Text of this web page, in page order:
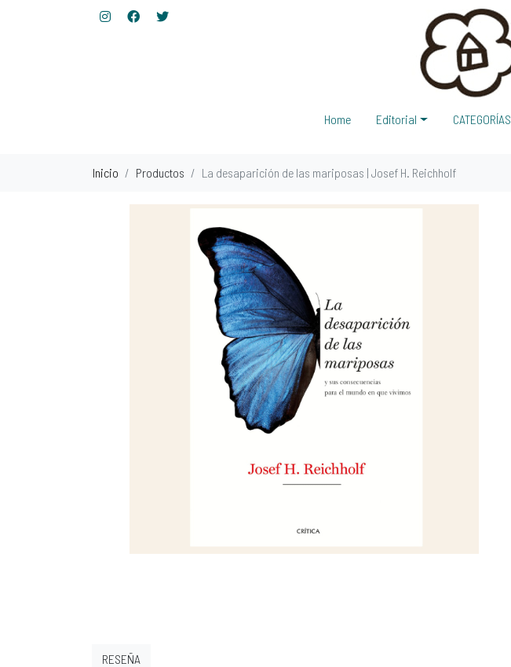
Home Editorial CATEGORÍAS
Inicio Productos La desaparición de las mariposas | Josef H. Reichholf
RESEÑA